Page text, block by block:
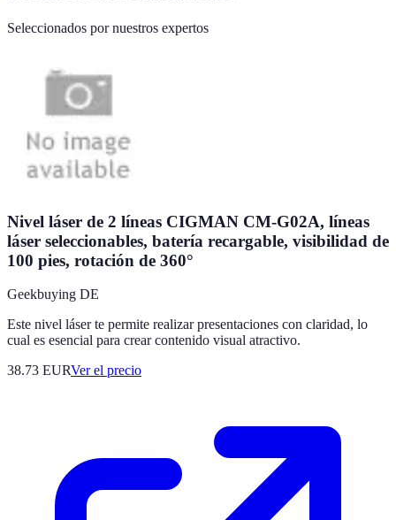
Seleccionados por nuestros expertos
Nivel láser de 2 líneas CIGMAN CM-G02A, líneas
láser seleccionables, batería recargable, visibilidad de
100 pies, rotación de 360°
Geekbuying DE
Este nivel láser te permite realizar presentaciones con claridad, lo
cual es esencial para crear contenido visual atractivo.
38.73 EURVer el precio